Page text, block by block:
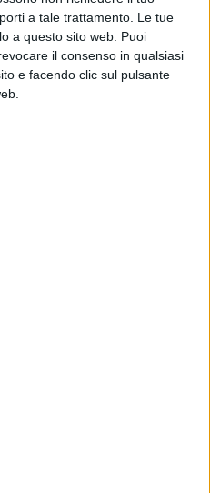
a tale trattamento. Le tue
a questo sito web. Puoi
il consenso in qualsiasi
e facendo clic sul pulsante
Pomeriggio con ampie
8°. Lunedì tempo variabile